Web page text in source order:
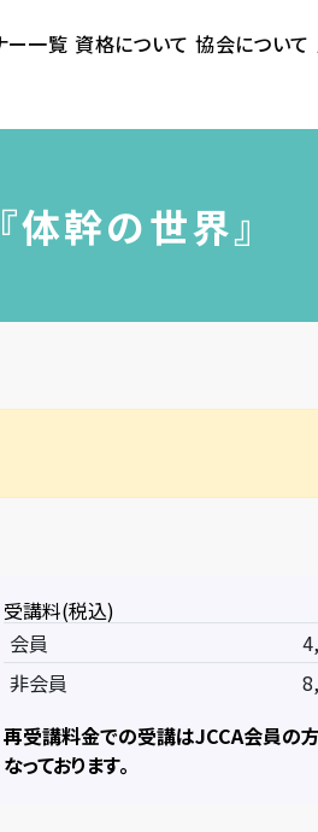
ー一覧 資格について 協会について
幹の世界』
受講料(税込)
会員
非会員
再受講料金での受講はJCCA会員の
なっております。